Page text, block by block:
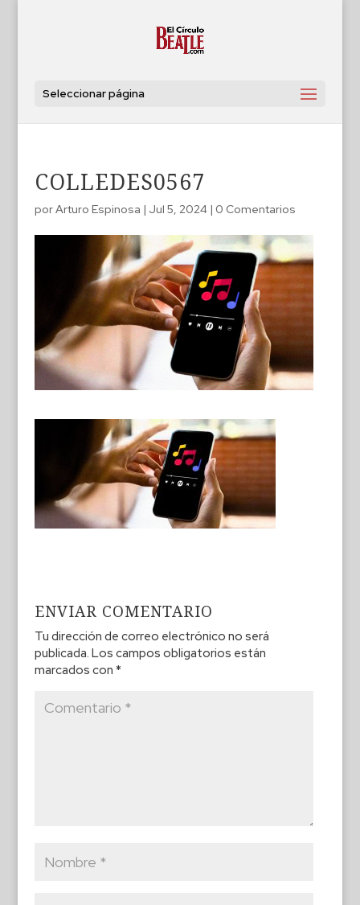
Seleccionar página
COLLEDES0567
porArturo Espinosa | Jul 5, 2024| 0 Comentarios
ENVIAR COMENTARIO
Tu dirección de correo electrónico no será
publicada. Los campos obligatorios están
marcados con *